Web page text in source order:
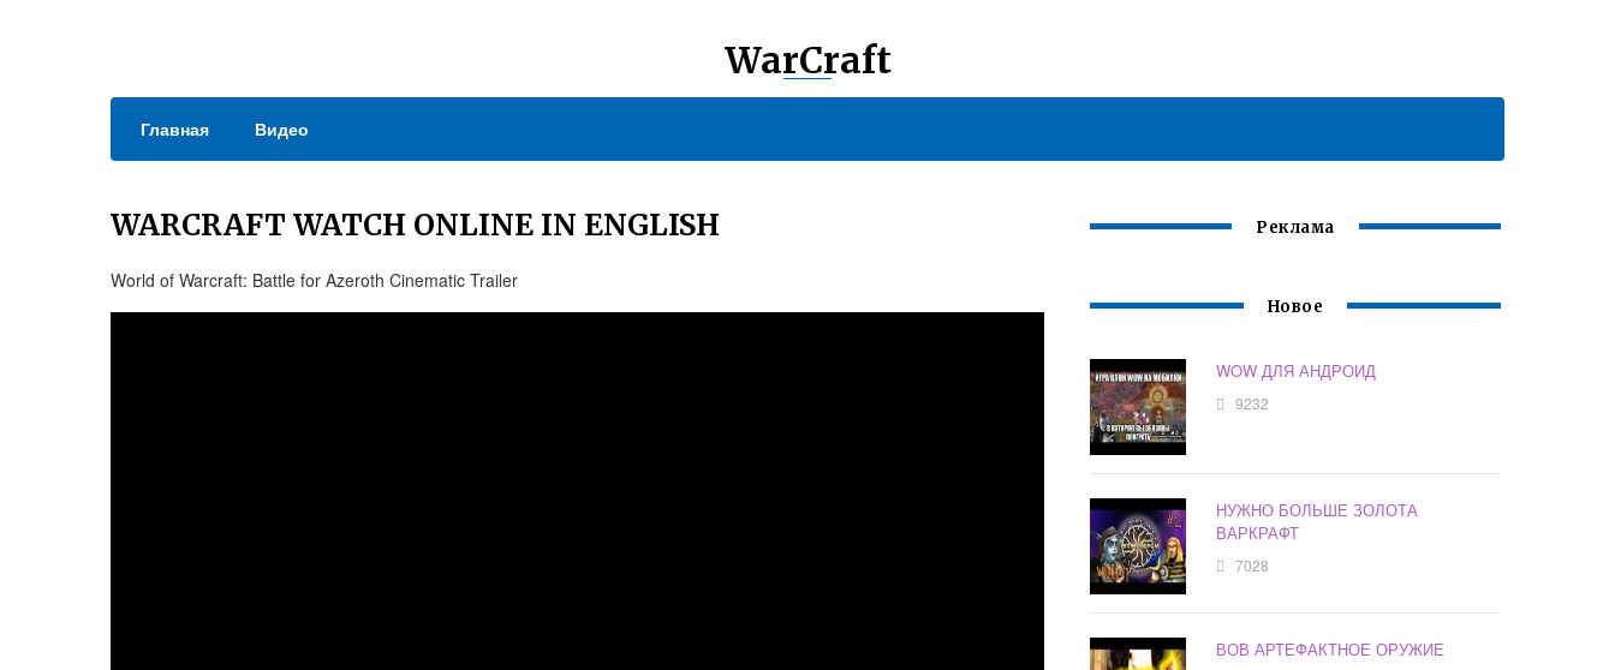
WarCraft
Главная Видео
WARCRAFT WATCH ONLINE IN ENGLISH
World of Warcraft: Battle for Azeroth Cinematic Trailer
Реклама
Новое
WOW ДЛЯ АНДРОИД
9232
НУЖНО БОЛЬШЕ ЗОЛОТА
ВАРКРАФТ
7028
ВОВ АРТЕФАКТНОЕ ОРУЖИЕ